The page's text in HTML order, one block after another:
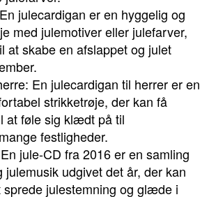
julecardigan er en hyggelig og
med julemotiver eller julefarver,
at skabe en afslappet og julet
En julecardigan til herrer er en
strikketrøje, der kan få
at føle sig klædt på til
festligheder.
jule-CD fra 2016 er en samling
julemusik udgivet det år, der kan
julestemning og glæde i